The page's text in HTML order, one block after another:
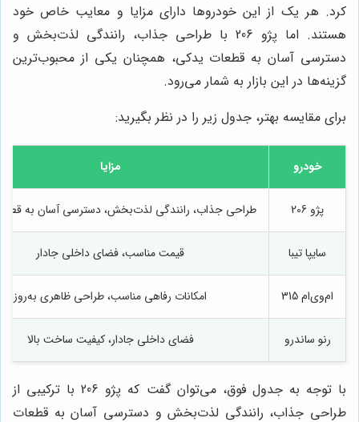
کرد. هر یک از این خودروها دارای مزایا و معایب خاص خود
هستند. اما پژو 206 با طراحی جذاب، رانندگی لذت‌بخش و
دسترسی آسان به قطعات یدکی، همچنان یکی از محبوب‌ترین
گزینه‌ها در این بازار به شمار می‌رود.
برای مقایسه بهتر، جدول زیر را در نظر بگیرید:
خودرو مزایا
پژو 206 طراحی جذاب، رانندگی لذت‌بخش، دسترسی آسان به
سایپا تیبا قیمت مناسب، فضای داخلی جادار
ام‌وی‌ام 315 امکانات رفاهی مناسب، طراحی ظاهری به‌روز
رنو ساندرو فضای داخلی جادار، کیفیت ساخت بالا
با توجه به جدول فوق، می‌توان گفت که پژو 206 با ترکیبی از
طراحی جذاب، رانندگی لذت‌بخش و دسترسی آسان به قطعات